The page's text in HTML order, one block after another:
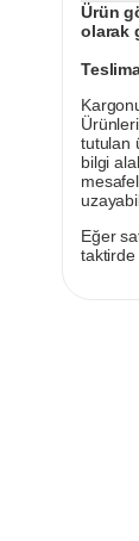
Ürün
olarak
tutulan
bilgi
Eğer